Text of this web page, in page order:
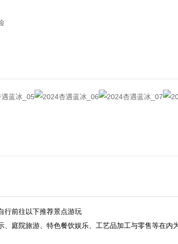
行前往以下推荐景点游玩
庭院旅游、特色餐饮娱乐、工艺品加工与零售等在内